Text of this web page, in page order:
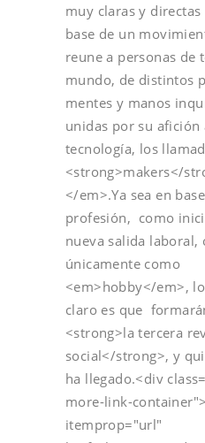
muy claras y directas
base de un
reune a personas de
mundo, de distintos
mentes y manos
unidas por su afición
tecnología, los
<strong>makers</
</em>.Ya sea en
profesión, como
nueva salida laboral,
únicamente como
<em>hobby</em>,
claro es que
<strong>la tercera
social</strong>, y
ha llegado.<div
more-link-
itemprop="url"